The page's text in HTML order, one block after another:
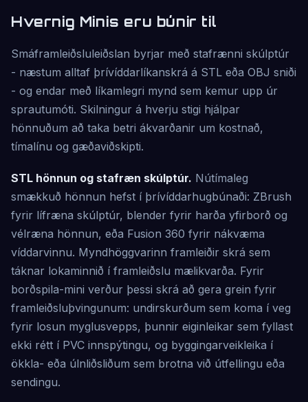
Hvernig Minis eru búnir til
Smáframleiðsluleiðslan byrjar með stafrænni skúlptúr
- næstum alltaf þrívíddarlíkanskrá á STL eða OBJ sniði
- og endar með líkamlegri mynd sem kemur upp úr
sprautumóti. Skilningur á hverju stigi hjálpar
hönnuðum að taka betri ákvarðanir um kostnað,
tímalínu og gæðaviðskipti.
STL hönnun og stafræn skúlptúr. Nútímaleg
smækkuð hönnun hefst í þrívíddarhugbúnaði: ZBrush
fyrir lífræna skúlptúr, blender fyrir harða yfirborð og
vélræna hönnun, eða Fusion 360 fyrir nákvæma
víddarvinnu. Myndhöggvarinn framleiðir skrá sem
táknar lokaminnið í framleiðslu mælikvarða. Fyrir
borðspila-mini verður þessi skrá að gera grein fyrir
framleiðsluþvingunum: undirskurðum sem koma í veg
fyrir losun myglusvepps, þunnir eiginleikar sem fyllast
ekki rétt í PVC innspýtingu, og byggingarveikleika í
ökkla- eða úlnliðsliðum sem brotna við útfellingu eða
sendingu.